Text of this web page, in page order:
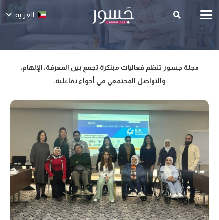
العربية
مجلة جسور تنظم فعاليات مبتكرة تجمع بين المعرفة، الإلهام،
والتواصل المجتمعي في أجواء تفاعلية.